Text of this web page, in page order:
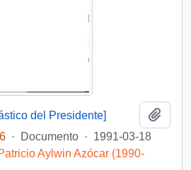
del Presidente]
· Documento · 1991-03-18
Aylwin Azócar (1990-